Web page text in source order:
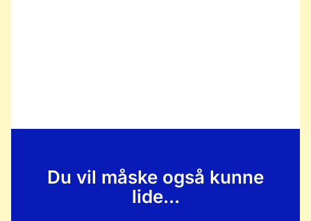
Du vil måske også kunne
lide...